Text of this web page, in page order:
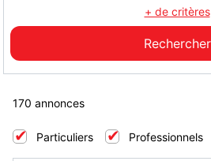
+ de critères
170 annonces
Particuliers Professionnels